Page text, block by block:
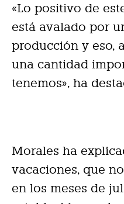
«Lo positivo de
está avalado por
producción y eso,
una cantidad
tenemos», ha
Morales ha
vacaciones, que
en los meses de